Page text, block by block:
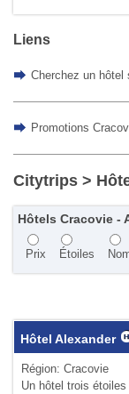
Liens
Cherchez un hôtel
Promotions
Citytrips>
Hôtels Cracovie -
Prix Étoiles
Hôtel Alexander
Région: Cracovie
Un hôtel trois